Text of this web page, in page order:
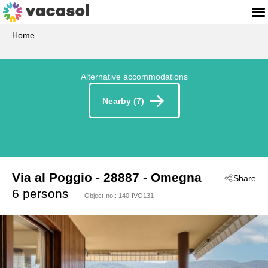
Home
Alternative accommodations
Nearby (7)
Share
Via al Poggio - 28887 - Omegna
6 persons
Object-no.: 140-IVO131